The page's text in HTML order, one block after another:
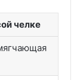
челке